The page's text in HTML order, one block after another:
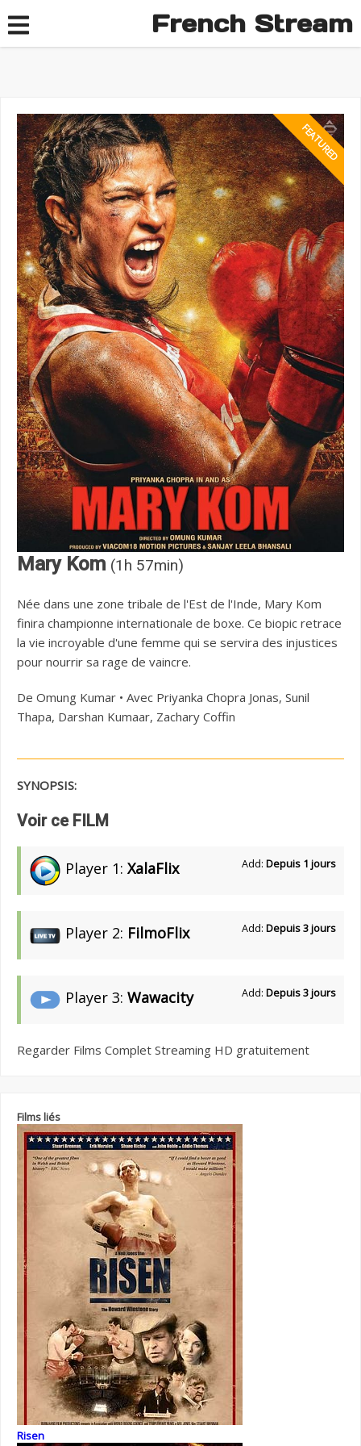
French Stream
Mary Kom (1h 57min)
Née dans une zone tribale de l'Est de l'Inde, Mary Kom
finira championne internationale de boxe. Ce biopic retrace
la vie incroyable d'une femme qui se servira des injustices
pour nourrir sa rage de vaincre.
De Omung Kumar • Avec Priyanka Chopra Jonas, Sunil
Thapa, Darshan Kumaar, Zachary Coffin
SYNOPSIS:
Voir ce FILM
Player 1: XalaFlix Add: Depuis 1 jours
Player 2: FilmoFlix Add: Depuis 3 jours
Player 3: Wawacity Add: Depuis 3 jours
Regarder Films Complet Streaming HD gratuitement
Films liés
Risen